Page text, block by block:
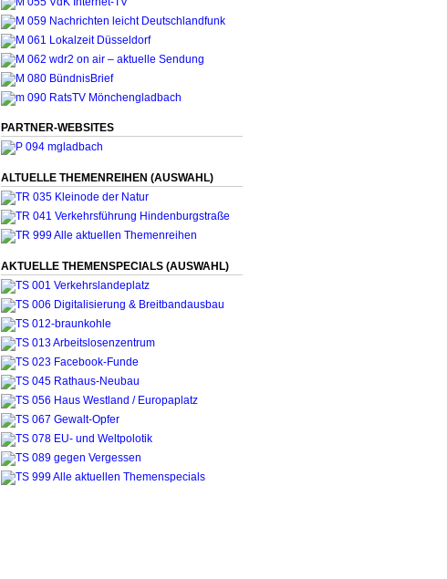
PARTNER-WEBSITES
ALTUELLE THEMENREIHEN (AUSWAHL)
AKTUELLE THEMENSPECIALS (AUSWAHL)